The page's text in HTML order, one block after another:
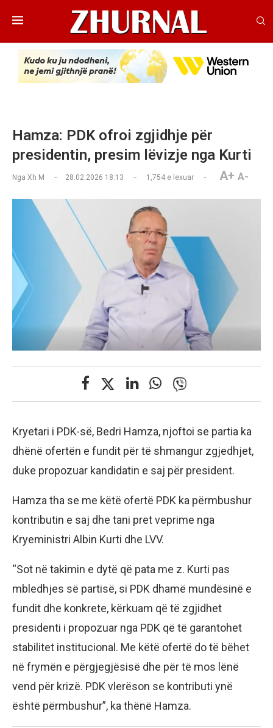
Hamza: PDK ofroi zgjidhje për
presidentin, presim lëvizje nga Kurti
Nga Xh M 28.02.2026 18:13 1,754 e lexuar A+ A-
Kryetari i PDK-së, Bedri Hamza, njoftoi se partia ka
dhënë ofertën e fundit për të shmangur zgjedhjet,
duke propozuar kandidatin e saj për president.
Hamza tha se me këtë ofertë PDK ka përmbushur
kontributin e saj dhe tani pret veprime nga
Kryeministri Albin Kurti dhe LVV.
“Sot në takimin e dytë që pata me z. Kurti pas
mbledhjes së partisë, si PDK dhamë mundësinë e
fundit dhe konkrete, kërkuam që të zgjidhet
presidenti i propozuar nga PDK që të garantohet
stabilitet institucional. Me këtë ofertë do të bëhet
në frymën e përgjegjësisë dhe për të mos lënë
vend për krizë. PDK vlerëson se kontributi ynë
është përmbushur”, ka thënë Hamza.